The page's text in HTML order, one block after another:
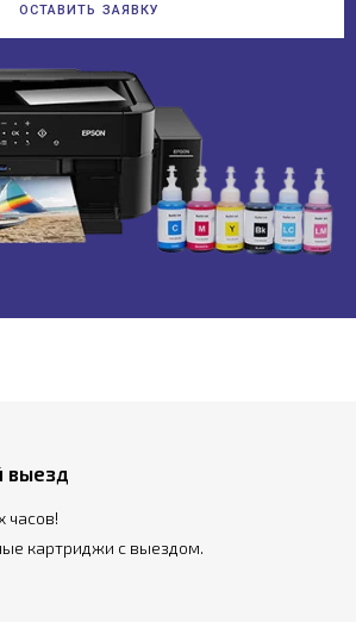
ОСТАВИТЬ ЗАЯВКУ
выезд
часов!
картриджи с выездом.